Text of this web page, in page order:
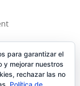
para garantizar el
y mejorar nuestros
rechazar las no
Política de